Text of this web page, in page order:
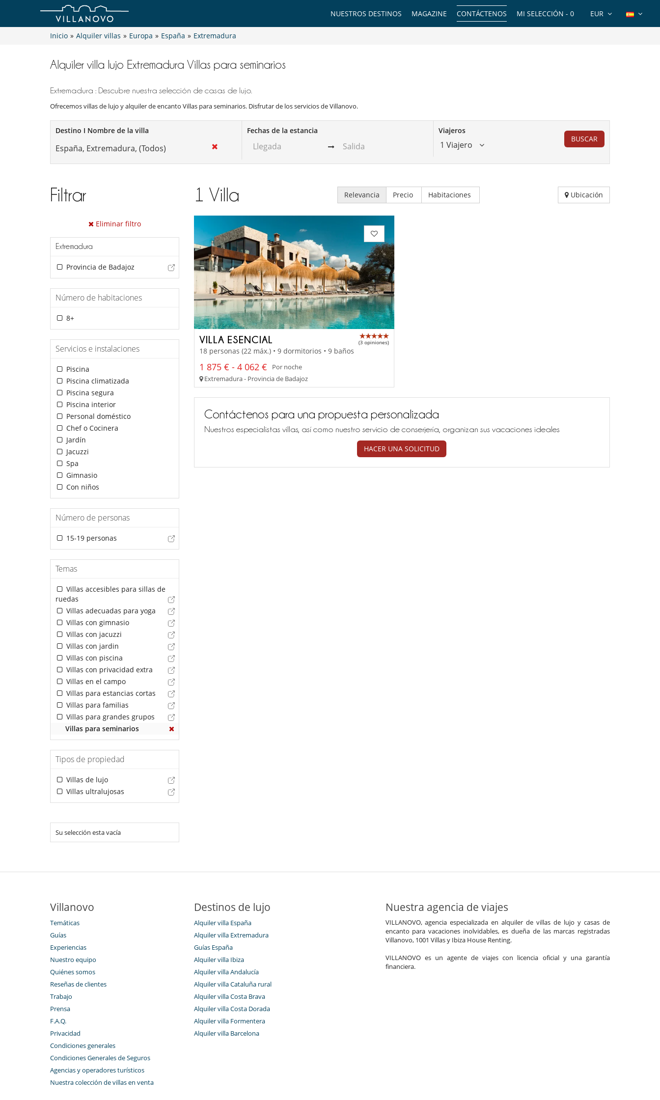
EUR
MI SELECCIÓN - 0
CONTÁCTENOS
MAGAZINE
NUESTROS DESTINOS
Inicio » Alquiler villas » Europa » España » Extremadura
Alquiler villa lujo Extremadura Villas para seminarios
Extremadura : Descubre nuestra selección de casas de lujo.
Ofrecemos villas de lujo y alquiler de encanto Villas para seminarios. Disfrutar de los servicios de Villanovo.
Destino I Nombre de la villa Fechas de la estancia Viajeros
1 Viajero
BUSCAR
Filtrar
Eliminar filtro
Extremadura
Provincia de Badajoz
Número de habitaciones
8+
Servicios e instalaciones
Piscina
Piscina climatizada
Piscina segura
Piscina interior
Personal doméstico
Chef o Cocinera
Jardín
Jacuzzi
Spa
Gimnasio
Con niños
Número de personas
15-19 personas
Temas
Villas accesibles para sillas de
ruedas
Villas adecuadas para yoga
Villas con gimnasio
Villas con jacuzzi
Villas con jardin
Villas con piscina
Villas con privacidad extra
Villas en el campo
Villas para estancias cortas
Villas para familias
Villas para grandes grupos
Villas para seminarios
Tipos de propiedad
Villas de lujo
Villas ultralujosas
Su selección esta vacía
1 Villa Relevancia Precio Habitaciones Ubicación
VILLA ESENCIAL (3 opiniones)
18 personas (22 máx.) • 9 dormitorios • 9 baños
1 875 € - 4 062 €
Por noche
Extremadura - Provincia de Badajoz
Contáctenos para una propuesta personalizada
Nuestros especialistas villas, así como nuestro servicio de conserjería, organizan sus vacaciones ideales
HACER UNA SOLICITUD
Villanovo
Temáticas
Guías
Experiencias
Nuestro equipo
Quiénes somos
Reseñas de clientes
Trabajo
Prensa
F.A.Q.
Privacidad
Condiciones generales
Condiciones Generales de Seguros
Agencias y operadores turísticos
Nuestra colección de villas en venta
Destinos de lujo
Alquiler villa España
Alquiler villa Extremadura
Guías España
Alquiler villa Ibiza
Alquiler villa Andalucía
Alquiler villa Cataluña rural
Alquiler villa Costa Brava
Alquiler villa Costa Dorada
Alquiler villa Formentera
Alquiler villa Barcelona
Nuestra agencia de viajes
VILLANOVO, agencia especializada en alquiler de villas de lujo y casas de
encanto para vacaciones inolvidables, es dueña de las marcas registradas
Villanovo, 1001 Villas y Ibiza House Renting.
VILLANOVO es un agente de viajes con licencia oficial y una garantía
financiera.